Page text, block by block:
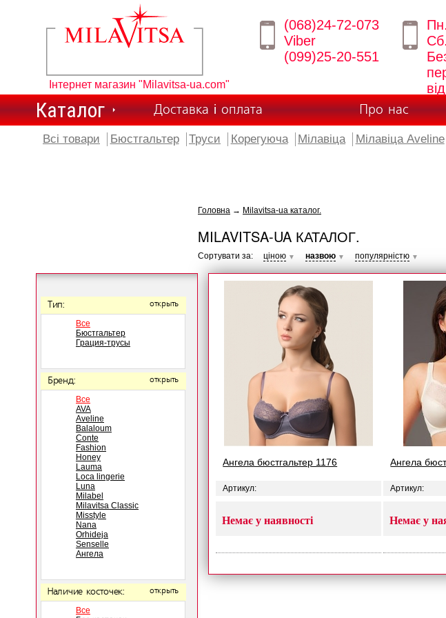
Інтернет магазин "Milavitsa-ua.com"
(068)24-72-073
Viber
(099)25-20-551
Каталог Доставка і оплата Про нас
Всі товари Бюстгальтер Труси Корегуюча Мілавіца Мілавіца Aveline
Тип: открыть
Все
Бюстгальтер
Грация-трусы
Бренд: открыть
Все
AVA
Aveline
Balaloum
Conte
Fashion
Honey
Lauma
Loca lingerie
Luna
Milabel
Milavitsa Classic
Misstyle
Nana
Orhideja
Senselle
Ангела
Наличие косточек: открыть
Все
Головна → Milavitsa-ua каталог.
MILAVITSA-UA КАТАЛОГ.
Сортувати за: ціною ▼ назвою ▼ популярністю ▼
Ангела бюстгальтер 1176
Артикул:
Немає у наявності
Ангела
Артикул:
Немає у